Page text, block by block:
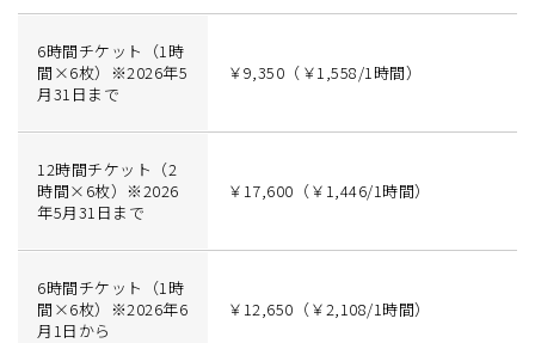
6時間チケット（1時
間×6枚）※2026年5
月31日まで
￥9,350（￥1,558/1時間）
12時間チケット（2
時間×6枚）※2026
年5月31日まで
￥17,600（￥1,446/1時間）
6時間チケット（1時
間×6枚）※2026年6
月1日から
￥12,650（￥2,108/1時間）